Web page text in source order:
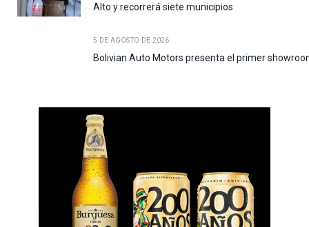
Alto y recorrerá siete municipios
5 DE AGOSTO DE 2026
Bolivian Auto Motors presenta el primer